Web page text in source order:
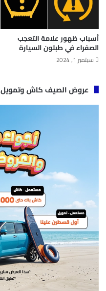
أسباب ظهور علامة التعجب
الصفراء في طبلون السيارة
سبتمبر 1, 2024
عروض الصيف كاش وتمويل